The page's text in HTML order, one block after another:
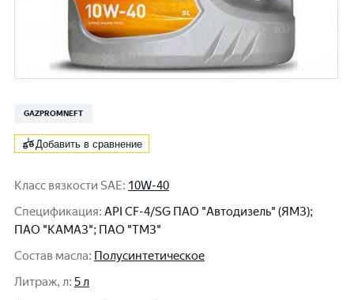
GAZPROMNEFT
Добавить в сравнение
Класс вязкости SAE: 10W-40
Спецификация: API CF-4/SG ПАО "Автодизель" (ЯМЗ);
ПАО "КАМАЗ"; ПАО "ТМЗ"
Состав масла: Полусинтетическое
Литраж, л: 5 л